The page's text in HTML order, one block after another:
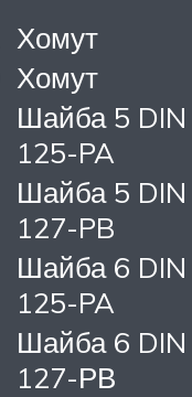
Хомут
Хомут
Шайба 5 DIN
125-PA
Шайба 5 DIN
127-PB
Шайба 6 DIN
125-PA
Шайба 6 DIN
127-РВ